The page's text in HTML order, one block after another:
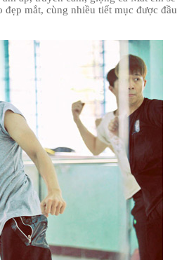
mắt, cùng nhiều tiết mục được đầu